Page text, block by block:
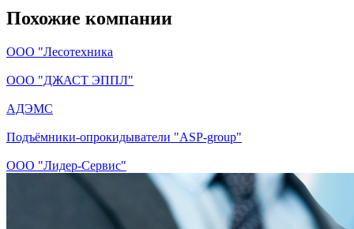
Похожие компании
ООО "Лесотехника
ООО "ДЖАСТ ЭППЛ"
АДЭМС
Подъёмники-опрокидыватели "ASP-group"
ООО "Лидер-Сервис"